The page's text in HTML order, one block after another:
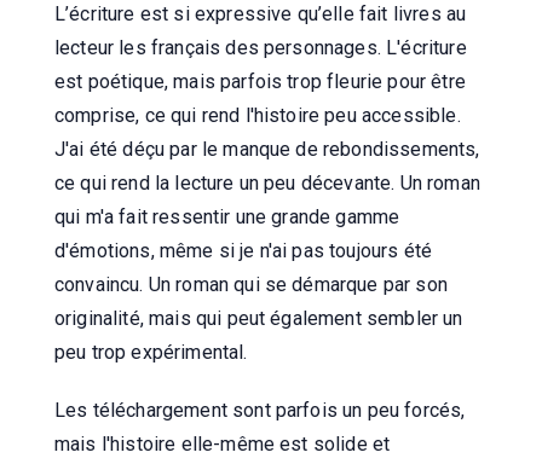
L’écriture est si expressive qu’elle fait livres au
lecteur les français des personnages. L'écriture
est poétique, mais parfois trop fleurie pour être
comprise, ce qui rend l'histoire peu accessible.
J'ai été déçu par le manque de rebondissements,
ce qui rend la lecture un peu décevante. Un roman
qui m'a fait ressentir une grande gamme
d'émotions, même si je n'ai pas toujours été
convaincu. Un roman qui se démarque par son
originalité, mais qui peut également sembler un
peu trop expérimental.
Les téléchargement sont parfois un peu forcés,
mais l'histoire elle-même est solide et